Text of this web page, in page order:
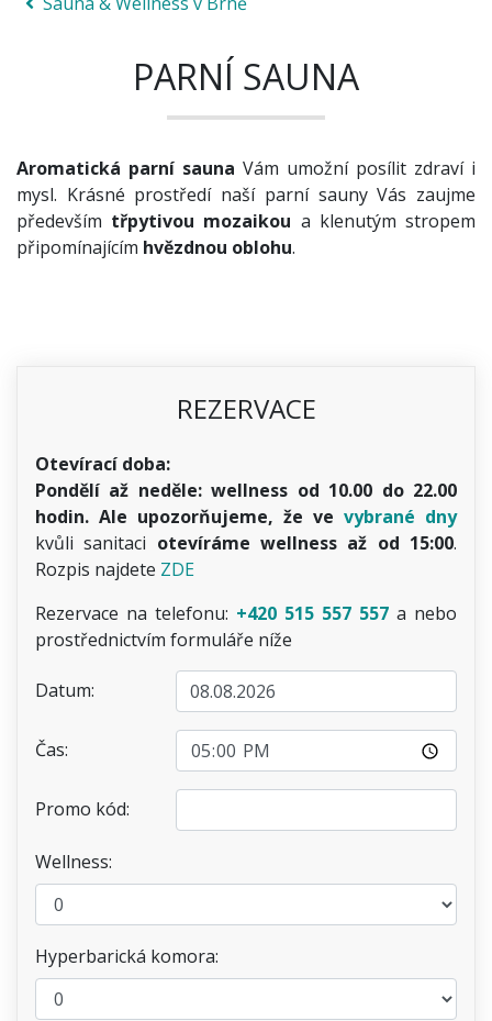
PARNÍ SAUNA
Aromatická parní sauna Vám umožní posílit zdraví i
mysl. Krásné prostředí naší parní sauny Vás zaujme
především třpytivou mozaikou a klenutým stropem
připomínajícím hvězdnou oblohu.
REZERVACE
Otevírací doba:
Pondělí až neděle: wellness od 10.00 do 22.00
hodin. Ale upozorňujeme, že ve vybrané dny
kvůli sanitaci otevíráme wellness až od 15:00.
Rozpis najdete ZDE
Rezervace na telefonu: +420 515 557 557 a nebo
prostřednictvím formuláře níže
Datum:
Čas:
Promo kód:
Wellness:
Hyperbarická komora: